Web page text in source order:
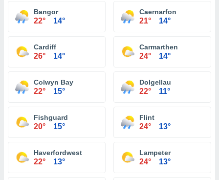
Bangor
22° 14°
Caernarfon
21° 14°
Cardiff
26° 14°
Carmarthen
24° 14°
Colwyn Bay
22° 15°
Dolgellau
22° 11°
Fishguard
20° 15°
Flint
24° 13°
Haverfordwest
22° 13°
Lampeter
24° 13°